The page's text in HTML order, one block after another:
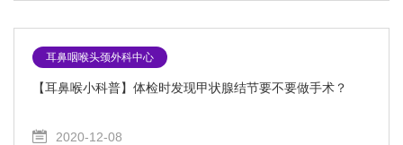
耳鼻咽喉头颈外科中心
【耳鼻喉小科普】体检时发现甲状腺结节要不要做手术？
2020-12-08